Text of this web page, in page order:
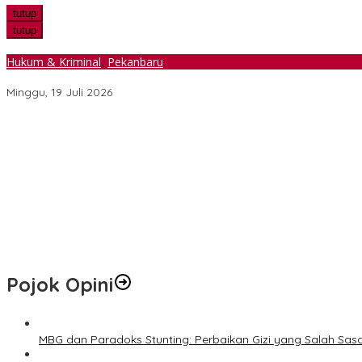
tutup
tutup
Hukum & Kriminal, Pekanbaru
Minggu, 19 Juli 2026
Pojok Opini
MBG dan Paradoks Stunting: Perbaikan Gizi yang Salah